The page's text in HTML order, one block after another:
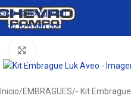
Skip to navigation
Skip to main content
Inicio/EMBRAGUES/- Kit Embrague